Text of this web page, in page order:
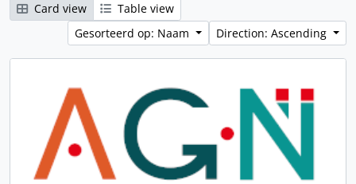
Card view
Table view
Gesorteerd op: Naam
Direction: Ascending